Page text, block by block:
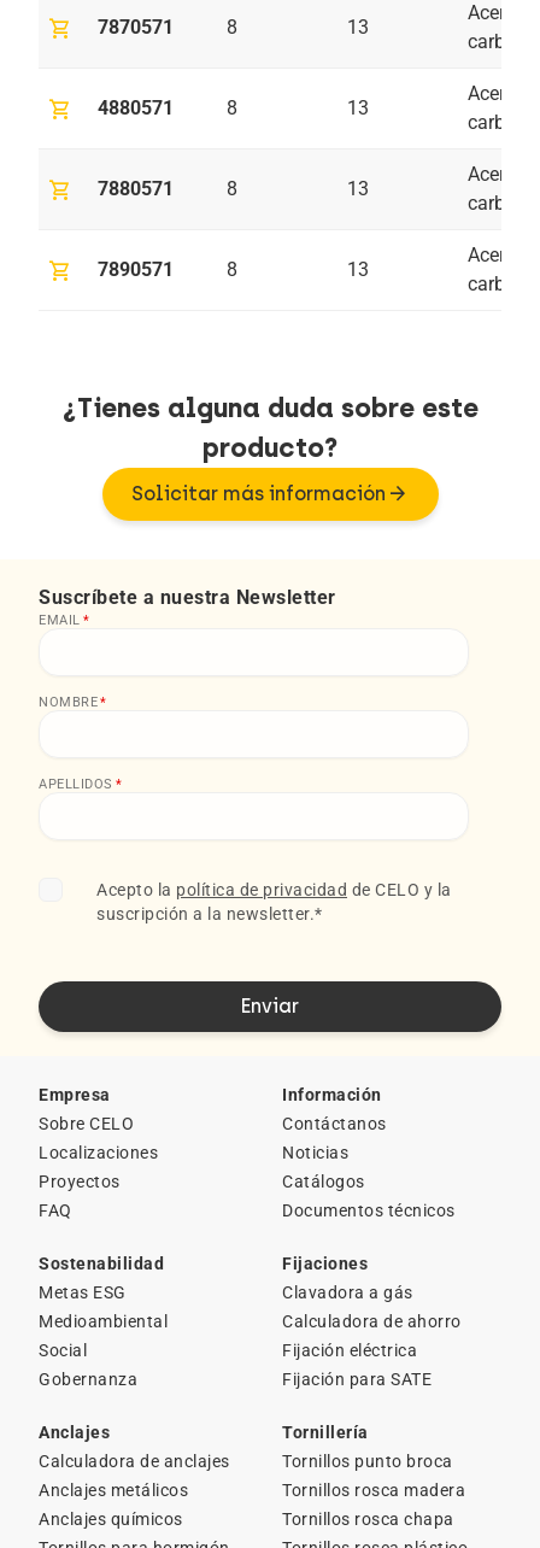
shopping_cart 7870571 8 13
Acero al
carbono
shopping_cart 4880571 8 13
Acero al
carbono
shopping_cart 7880571 8 13
Acero al
carbono
shopping_cart 7890571 8 13
Acero al
carbono
¿Tienes alguna duda sobre este
producto?
Solicitar más información arrow_forward
Suscríbete a nuestra Newsletter
EMAIL *
NOMBRE*
APELLIDOS *
Acepto la política de privacidad de CELO y la
suscripción a la newsletter.*
Empresa
Sobre CELO
Localizaciones
Proyectos
FAQ
Información
Contáctanos
Noticias
Catálogos
Documentos técnicos
Sostenabilidad
Metas ESG
Medioambiental
Social
Gobernanza
Fijaciones
Clavadora a gás
Calculadora de ahorro
Fijación eléctrica
Fijación para SATE
Anclajes
Calculadora de anclajes
Anclajes metálicos
Anclajes químicos
Tornillería
Tornillos punto broca
Tornillos rosca madera
Tornillos rosca chapa